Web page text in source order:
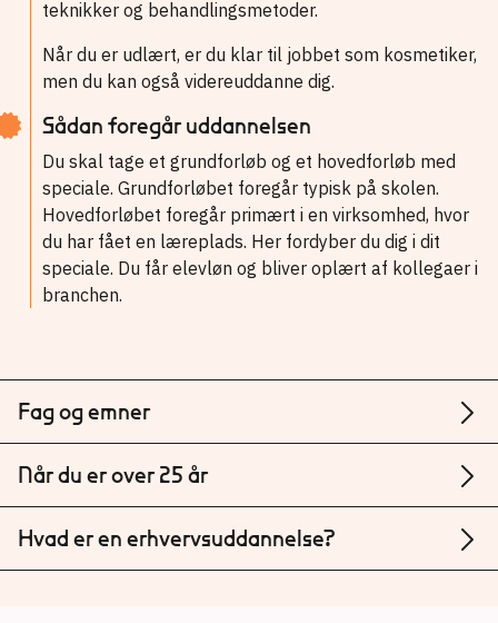
teknikker og behandlingsmetoder.
Når du er udlært, er du klar til jobbet som kosmetiker,
men du kan også videreuddanne dig.
Sådan foregår uddannelsen
Du skal tage et grundforløb og et hovedforløb med
speciale. Grundforløbet foregår typisk på skolen.
Hovedforløbet foregår primært i en virksomhed, hvor
du har fået en læreplads. Her fordyber du dig i dit
speciale. Du får elevløn og bliver oplært af kollegaer i
branchen.
Fag og emner
Når du er over 25 år
Hvad er en erhvervsuddannelse?